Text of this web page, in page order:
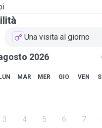
Una visita al giorno
2026
LUN MAR MER GIO VEN
3 4 5 6 7